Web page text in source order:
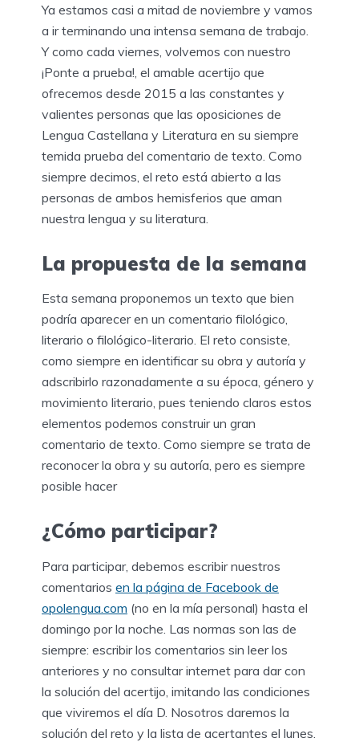
Ya estamos casi a mitad de noviembre y vamos
a ir terminando una intensa semana de trabajo.
Y como cada viernes, volvemos con nuestro
¡Ponte a prueba!, el amable acertijo que
ofrecemos desde 2015 a las constantes y
valientes personas que las oposiciones de
Lengua Castellana y Literatura en su siempre
temida prueba del comentario de texto. Como
siempre decimos, el reto está abierto a las
personas de ambos hemisferios que aman
nuestra lengua y su literatura.
La propuesta de la semana
Esta semana proponemos un texto que bien
podría aparecer en un comentario filológico,
literario o filológico-literario. El reto consiste,
como siempre en identificar su obra y autoría y
adscribirlo razonadamente a su época, género y
movimiento literario, pues teniendo claros estos
elementos podemos construir un gran
comentario de texto. Como siempre se trata de
reconocer la obra y su autoría, pero es siempre
posible hacer
¿Cómo participar?
Para participar, debemos escribir nuestros
comentarios en la página de Facebook de
opolengua.com (no en la mía personal) hasta el
domingo por la noche. Las normas son las de
siempre: escribir los comentarios sin leer los
anteriores y no consultar internet para dar con
la solución del acertijo, imitando las condiciones
que viviremos el día D. Nosotros daremos la
solución del reto y la lista de acertantes el lunes.